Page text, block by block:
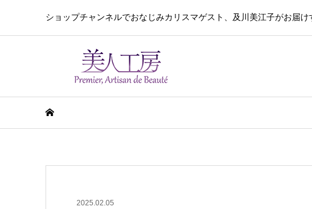
ショップチャンネルでおなじみカリスマゲスト、及川美江子がお届
2025.02.05